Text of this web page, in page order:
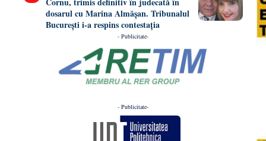
dosarul cu Marina Almășan. Tribunalul
București i-a respins contestația
- Publicitate-
- Publicitate-